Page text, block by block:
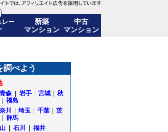
レー
新築
マンション
中古
マンション
調べよう
青森 岩手 宮城
秋
福島
川 埼玉 千葉
茨
群馬
石川 福井